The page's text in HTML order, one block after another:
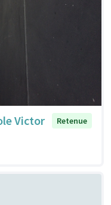
Victor
Retenue